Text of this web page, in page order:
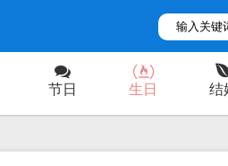
节日 生日 结